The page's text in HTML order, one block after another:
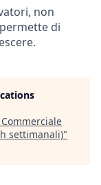
non
di
settimanali)"